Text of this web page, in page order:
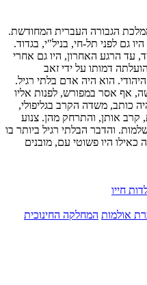
הגבורה העברית המחודשת.
גם לפני תל-חי, בניל"י, בגדוד.
עד הרגע האחרון, היו גם אחרי
דמותו על ידי זאב
הוא היה אדם בלתי רגיל.
אף אסר במפורש, לפנות אליו
כותב, משדה הקרב בגליפולי,
קרב אותן, והתרחק מהן. צנוע
והדבר הבלתי רגיל ביותר בו
היו פשוטי עם, מובנים
חייו
אולמות המחלקה החינוכית